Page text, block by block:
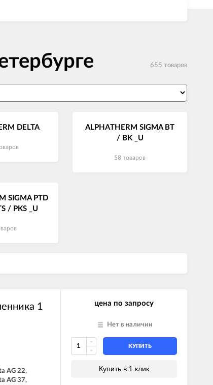
655 товаров
DELTA
ALPHATHERM SIGMA BT
/ BK _U
58 товаров
SIGMA PTD
/ PKS _U
1
AG 22,
AG 37,
цена по запросу
Нет в наличии
КУПИТЬ
Купить в 1 клик